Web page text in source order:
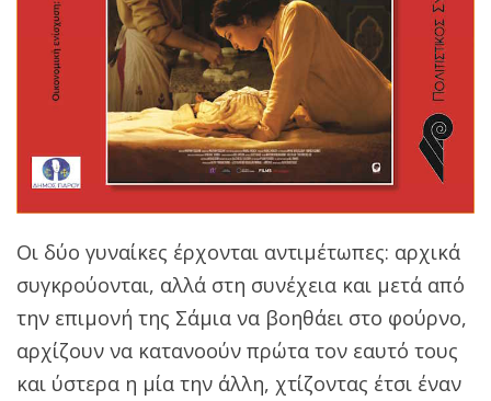
Οι δύο γυναίκες έρχονται αντιμέτωπες: αρχικά
συγκρούονται, αλλά στη συνέχεια και μετά από
την επιμονή της Σάμια να βοηθάει στο φούρνο,
αρχίζουν να κατανοούν πρώτα τον εαυτό τους
και ύστερα η μία την άλλη, χτίζοντας έτσι έναν